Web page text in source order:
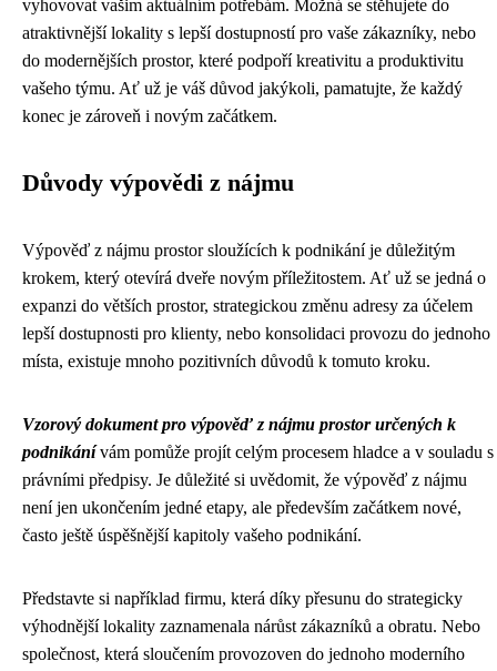
vyhovovat vašim aktuálním potřebám. Možná se stěhujete do
atraktivnější lokality s lepší dostupností pro vaše zákazníky, nebo
do modernějších prostor, které podpoří kreativitu a produktivitu
vašeho týmu. Ať už je váš důvod jakýkoli, pamatujte, že každý
konec je zároveň i novým začátkem.
Důvody výpovědi z nájmu
Výpověď z nájmu prostor sloužících k podnikání je důležitým
krokem, který otevírá dveře novým příležitostem. Ať už se jedná o
expanzi do větších prostor, strategickou změnu adresy za účelem
lepší dostupnosti pro klienty, nebo konsolidaci provozu do jednoho
místa, existuje mnoho pozitivních důvodů k tomuto kroku.
Vzorový dokument pro výpověď z nájmu prostor určených k
podnikánívám pomůže projít celým procesem hladce a v souladu s
právními předpisy. Je důležité si uvědomit, že výpověď z nájmu
není jen ukončením jedné etapy, ale především začátkem nové,
často ještě úspěšnější kapitoly vašeho podnikání.
Představte si například firmu, která díky přesunu do strategicky
výhodnější lokality zaznamenala nárůst zákazníků a obratu. Nebo
společnost, která sloučením provozoven do jednoho moderního